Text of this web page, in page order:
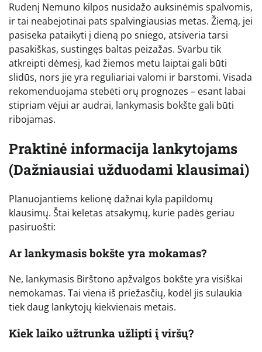
Rudenį Nemuno kilpos nusidažo auksinėmis spalvomis,
ir tai neabejotinai pats spalvingiausias metas. Žiemą, jei
pasiseka pataikyti į dieną po sniego, atsiveria tarsi
pasakiškas, sustingęs baltas peizažas. Svarbu tik
atkreipti dėmesį, kad žiemos metu laiptai gali būti
slidūs, nors jie yra reguliariai valomi ir barstomi. Visada
rekomenduojama stebėti orų prognozes – esant labai
stipriam vėjui ar audrai, lankymasis bokšte gali būti
ribojamas.
Praktinė informacija lankytojams
(Dažniausiai užduodami klausimai)
Planuojantiems kelionę dažnai kyla papildomų
klausimų. Štai keletas atsakymų, kurie padės geriau
pasiruošti:
Ar lankymasis bokšte yra mokamas?
Ne, lankymasis Birštono apžvalgos bokšte yra visiškai
nemokamas. Tai viena iš priežasčių, kodėl jis sulaukia
tiek daug lankytojų kiekvienais metais.
Kiek laiko užtrunka užlipti į viršų?